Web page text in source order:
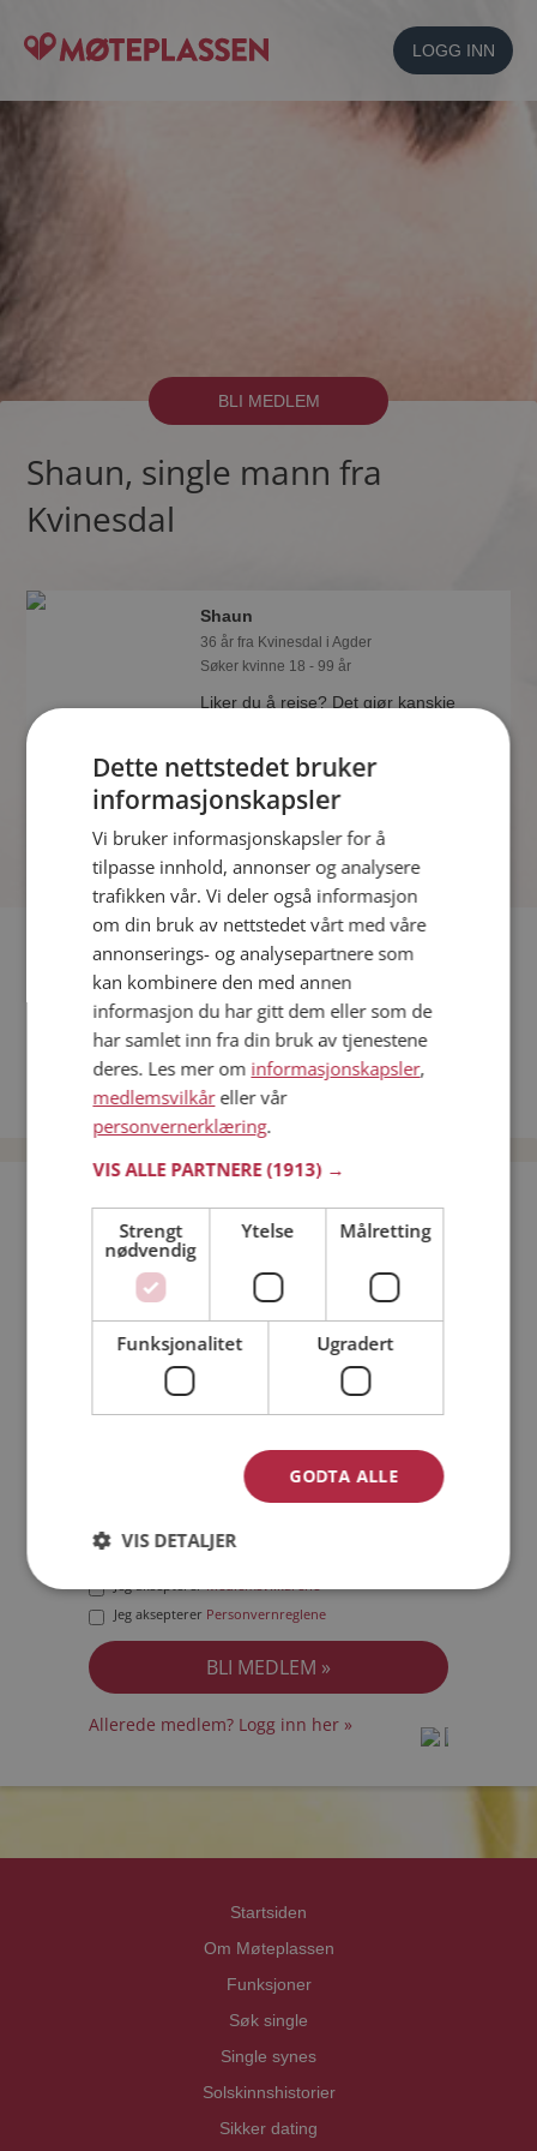
LOGG INN
BLI MEDLEM
Shaun, single mann fra
Kvinesdal
Shaun
36 år fra Kvinesdal i Agder
Søker kvinne 18 - 99 år
Liker du å reise? Det gjør kanskje
spennende fakta.
Fler single
Flere singlemenn fra Kvinesdal: Frank ,Gaute,Ladalover
Kvinner fra Kvinesdal
Date kvinner i Norge
Date menn i Norge
Bli medlem gratis!
Jeg er en: Mann Kvinne
Min alder:
Jeg akseptererMedlemsvilkårene
Jeg aksepterer Personvernreglene
Allerede medlem? Logg inn her »
Startsiden
Om Møteplassen
Funksjoner
Søk single
Single synes
Solskinnshistorier
Sikker dating
Dette nettstedet bruker
informasjonskapsler
Vi bruker informasjonskapsler for å
tilpasse innhold, annonser og analysere
trafikken vår. Vi deler også informasjon
om din bruk av nettstedet vårt med våre
annonserings- og analysepartnere som
kan kombinere den med annen
informasjon du har gitt dem eller som de
har samlet inn fra din bruk av tjenestene
deres. Les mer om informasjonskapsler,
medlemsvilkåreller vår
personvernerklæring.
VIS ALLE PARTNERE(1913) →
Strengt
nødvendig
Ytelse Målretting
Funksjonalitet Ugradert
GODTA ALLE
VIS DETALJER